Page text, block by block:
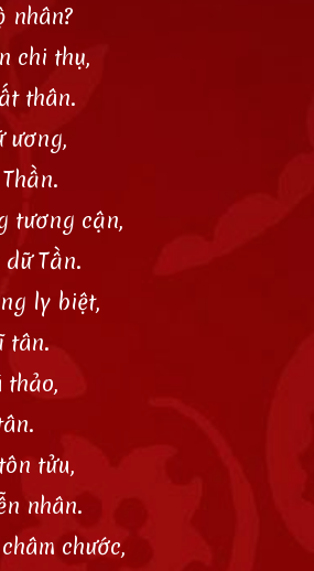
nhân?
chi thụ,
thân.
ương,
tương cận,
Tần.
ly biệt,
tân.
thảo,
tửu,
nhân.
chước,